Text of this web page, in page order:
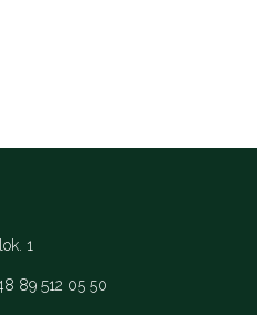
1
89 512 05 50